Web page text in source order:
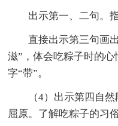
出示第一、二句。
直接出示第三句画
滋”，体会吃粽子时的
字“带”。
（4）出示第四自
屈原。了解吃粽子的习俗